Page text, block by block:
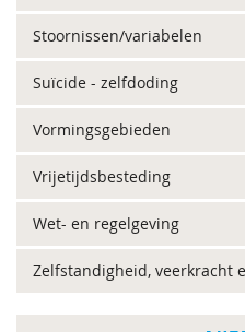
Stoornissen/variabelen
Suïcide - zelfdoding
Vormingsgebieden
Vrijetijdsbesteding
Wet- en regelgeving
Zelfstandigheid, veerkracht